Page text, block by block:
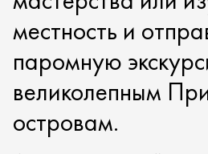
местность и
паромную
великолепным
островам.